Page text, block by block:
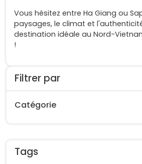
Filtrer par
Catégorie
Tags
Vous hésitez entre Ha Giang ou
paysages, le climat et
destination idéale au Nord-
!